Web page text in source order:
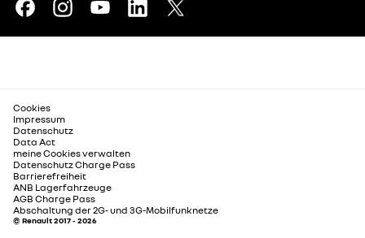
Cookies
Impressum
Datenschutz
Data Act
meine Cookies verwalten
Datenschutz Charge Pass
Barrierefreiheit
ANB Lagerfahrzeuge
AGB Charge Pass
Abschaltung der 2G- und 3G-Mobilfunknetze
© Renault 2017 - 2026